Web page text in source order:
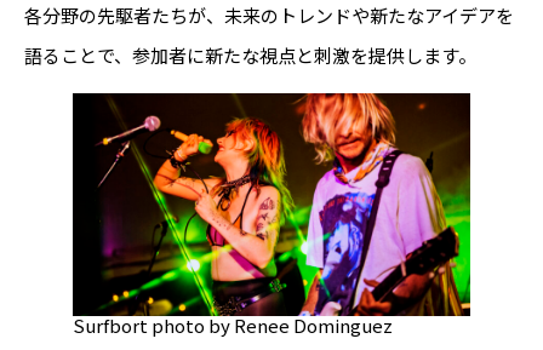
各分野の先駆者たちが、未来のトレンドや新たなアイデアを
語ることで、参加者に新たな視点と刺激を提供します。
Surfbort photo by Renee Dominguez